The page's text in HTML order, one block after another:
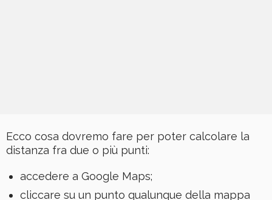
Ecco cosa dovremo fare per poter calcolare la
distanza fra due o più punti:
accedere a Google Maps;
cliccare su un punto qualunque della mappa